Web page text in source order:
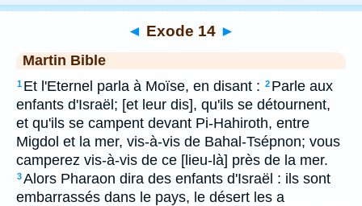
◄ Exode 14 ►
Martin Bible
1 Et l'Eternel parla à Moïse, en disant : 2 Parle aux
enfants d'Israël; [et leur dis], qu'ils se détournent,
et qu'ils se campent devant Pi-Hahiroth, entre
Migdol et la mer, vis-à-vis de Bahal-Tsépnon; vous
camperez vis-à-vis de ce [lieu-là] près de la mer.
3Alors Pharaon dira des enfants d'Israël : ils sont
embarrassés dans le pays, le désert les a